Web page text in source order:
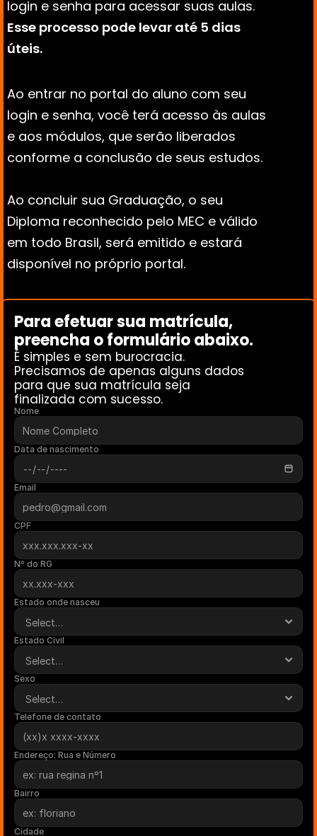
Esse processo pode levar até 5 dias
úteis.
Ao entrar no portal do aluno com seu
login e senha, você terá acesso às aulas
e aos módulos, que serão liberados
conforme a conclusão de seus estudos.
Ao concluir sua Graduação, o seu
Diploma reconhecido pelo MEC e válido
em todo Brasil, será emitido e estará
disponível no próprio portal.
Para efetuar sua matrícula,
preencha o formulário abaixo.
É simples e sem burocracia.
Precisamos de apenas alguns dados
para que sua matrícula seja
finalizada com sucesso.
Nome
Data de nascimento
Email
CPF
Nº do RG
Estado onde nasceu
Estado Civil
Sexo
Telefone de contato
Endereço: Rua e Número
Bairro
Cidade